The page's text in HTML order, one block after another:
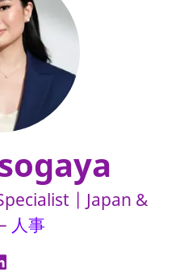
| Japan &
人事